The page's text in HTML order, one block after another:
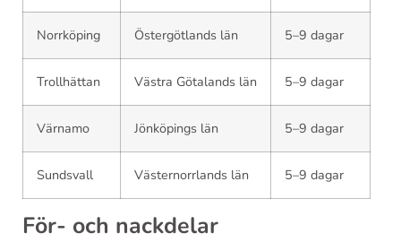
Norrköping Östergötlands län 5–9 dagar
Trollhättan Västra Götalands län 5–9 dagar
Värnamo Jönköpings län 5–9 dagar
Sundsvall Västernorrlands län 5–9 dagar
För- och nackdelar